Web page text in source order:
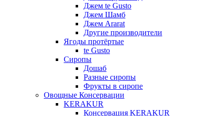
Джем te Gusto
Джем Шамб
Джем Ararat
Другие производители
Ягоды протёртые
te Gusto
Сиропы
Дошаб
Разные сиропы
Фрукты в сиропе
Овощные Консервации
KERAKUR
Консервация KERAKUR